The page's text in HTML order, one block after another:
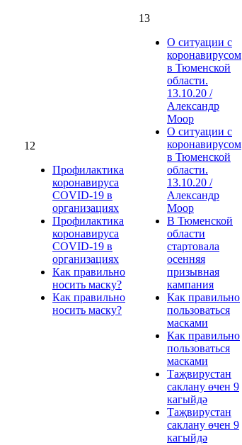
12
Профилактика
коронавируса
COVID-19 в
организациях
Профилактика
коронавируса
COVID-19 в
организациях
Как правильно
носить маску?
Как правильно
носить маску?
13
О ситуации с
коронавирусом
в Тюменской
области.
13.10.20 /
Александр
Моор
О ситуации с
коронавирусом
в Тюменской
области.
13.10.20 /
Александр
Моор
В Тюменской
области
стартовала
осенняя
призывная
кампания
Как правильно
пользоваться
масками
Как правильно
пользоваться
масками
Таҗвирустан
саклану өчен 9
кагыйдә
Таҗвирустан
саклану өчен 9
кагыйдә